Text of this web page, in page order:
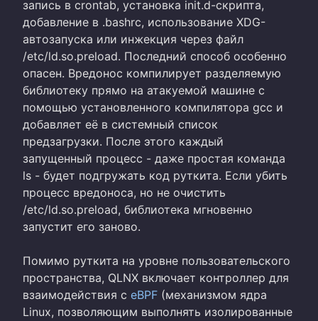
запись в crontab, установка init.d-скрипта,
добавление в .bashrc, использование XDG-
автозапуска или инжекция через файл
/etc/ld.so.preload. Последний способ особенно
опасен. Вредонос компилирует разделяемую
библиотеку прямо на атакуемой машине с
помощью установленного компилятора gcc и
добавляет её в системный список
предзагрузки. После этого каждый
запущенный процесс - даже простая команда
ls - будет подгружать код руткита. Если убить
процесс вредоноса, но не очистить
/etc/ld.so.preload, библиотека мгновенно
запустит его заново.
Помимо руткита на уровне пользовательского
пространства, QLNX включает контроллер для
взаимодействия с eBPF (механизмом ядра
Linux, позволяющим выполнять изолированные